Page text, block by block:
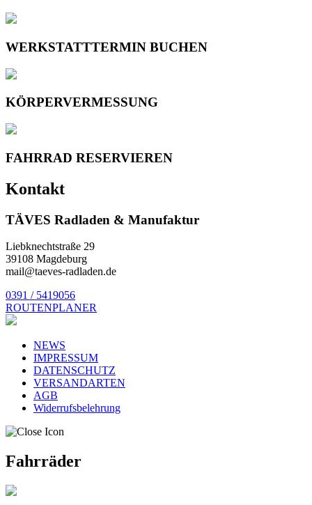
der
WERKSTATTTERMIN BUCHEN
KÖRPERVERMESSUNG
FAHRRAD RESERVIEREN
Kontakt
TÄVES Radladen & Manufaktur
Liebknechtstraße 29
39108 Magdeburg
mail@taeves-radladen.de
0391 / 5419056
ROUTENPLANER
NEWS
IMPRESSUM
DATENSCHUTZ
VERSANDARTEN
AGB
Widerrufsbelehrung
Fahrräder